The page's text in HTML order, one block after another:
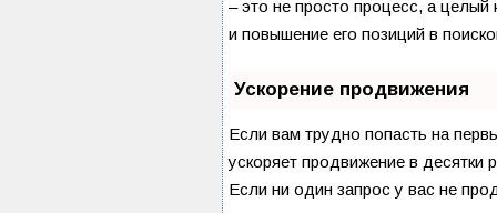
– это не просто процесс, а
и повышение его позиций в
Ускорение продвижения
Если вам трудно попасть на
ускоряет продвижение в десятки
Если ни один запрос у вас не